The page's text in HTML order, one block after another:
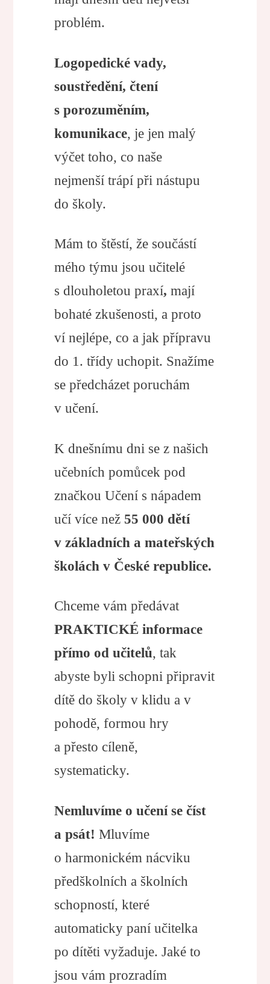
problém.
Logopedické vady,
soustředění, čtení
s porozuměním,
komunikace, je jen malý
výčet toho, co naše
nejmenší trápí při nástupu
do školy.
Mám to štěstí, že součástí
mého týmu jsou učitelé
s dlouholetou praxí, mají
bohaté zkušenosti, a proto
ví nejlépe, co a jak přípravu
do 1. třídy uchopit. Snažíme
se předcházet poruchám
v učení.
K dnešnímu dni se z našich
učebních pomůcek pod
značkou Učení s nápadem
učí více než 55 000 dětí
v základních a mateřských
školách v České republice.
Chceme vám předávat
PRAKTICKÉ informace
přímo od učitelů, tak
abyste byli schopni připravit
dítě do školy v klidu a v
pohodě, formou hry
a přesto cíleně,
systematicky.
Nemluvíme o učení se číst
a psát! Mluvíme
o harmonickém nácviku
předškolních a školních
schopností, které
automaticky paní učitelka
po dítěti vyžaduje. Jaké to
jsou vám prozradím